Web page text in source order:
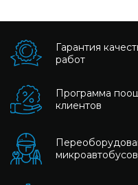
Гарантия
работ
Программа
клиентов
микроавтобусов